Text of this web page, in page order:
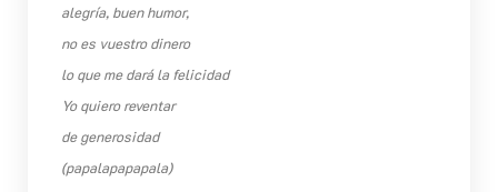
alegría, buen humor,
no es vuestro dinero
lo que me dará la felicidad
Yo quiero reventar
de generosidad
(papalapapapala)